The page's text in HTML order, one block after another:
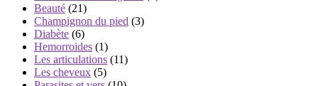
Beauté (21)
Champignon du pied (3)
Diabète (6)
Hemorroides (1)
Les articulations (11)
Les cheveux (5)